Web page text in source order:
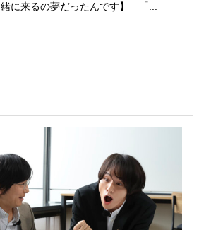
緒に来るの夢だったんです】 「...